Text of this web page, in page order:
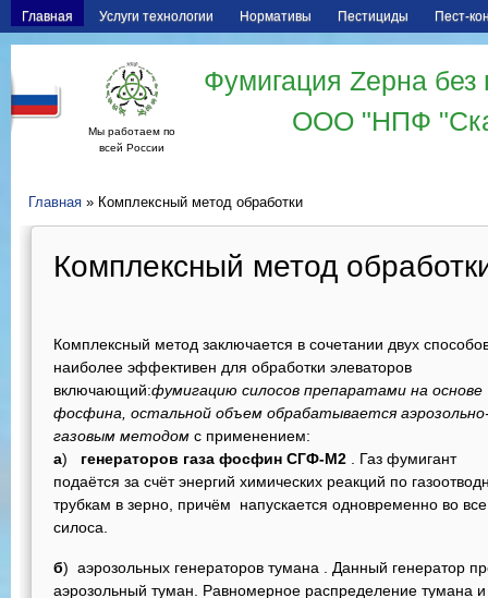
Главная Услуги технологии Нормативы Пестициды Пест-
Мы работаем по
всей России
Фумигация Zерна
ООО "НПФ
Главная » Комплексный метод обработки
Комплексный метод
Комплексный метод заключается в сочетании двух
наиболее эффективен для обработки элеваторов
включающий:фумигацию силосов препаратами на основе
фосфина, остальной объем обрабатывается
газовым методом с применением:
а) генераторов газа фосфин СГФ-М2 . Газ фумигант
подаётся за счёт энергий химических реакций по
трубкам в зерно, причём напускается одновременно во все
силоса.
б) аэрозольных генераторов тумана . Данный генератор
аэрозольный туман. Равномерное распределение тумана